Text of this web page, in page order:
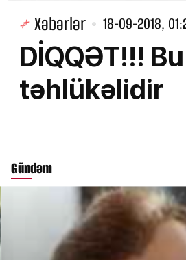
Xəbərlər 18-09-2018,
DİQQƏT!!!
təhlükəlidir
Gündəm